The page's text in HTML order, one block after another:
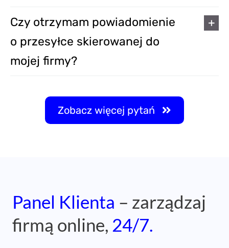
Czy otrzymam powiadomienie
o przesyłce skierowanej do
mojej firmy?
Zobacz więcej pytań
Panel Klienta – zarządzaj
firmą online, 24/7.